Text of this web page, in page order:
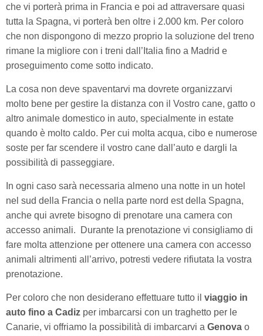
che vi porterà prima in Francia e poi ad attraversare quasi
tutta la Spagna, vi porterà ben oltre i 2.000 km. Per coloro
che non dispongono di mezzo proprio la soluzione del treno
rimane la migliore con i treni dall’Italia fino a Madrid e
proseguimento come sotto indicato.
La cosa non deve spaventarvi ma dovrete organizzarvi
molto bene per gestire la distanza con il Vostro cane, gatto o
altro animale domestico in auto, specialmente in estate
quando è molto caldo. Per cui molta acqua, cibo e numerose
soste per far scendere il vostro cane dall’auto e dargli la
possibilità di passeggiare.
In ogni caso sarà necessaria almeno una notte in un hotel
nel sud della Francia o nella parte nord est della Spagna,
anche qui avrete bisogno di prenotare una camera con
accesso animali. Durante la prenotazione vi consigliamo di
fare molta attenzione per ottenere una camera con accesso
animali altrimenti all’arrivo, potresti vedere rifiutata la vostra
prenotazione.
Per coloro che non desiderano effettuare tutto il viaggio in
auto fino a Cadiz per imbarcarsi con un traghetto per le
Canarie, vi offriamo la possibilità di imbarcarvi a Genova o